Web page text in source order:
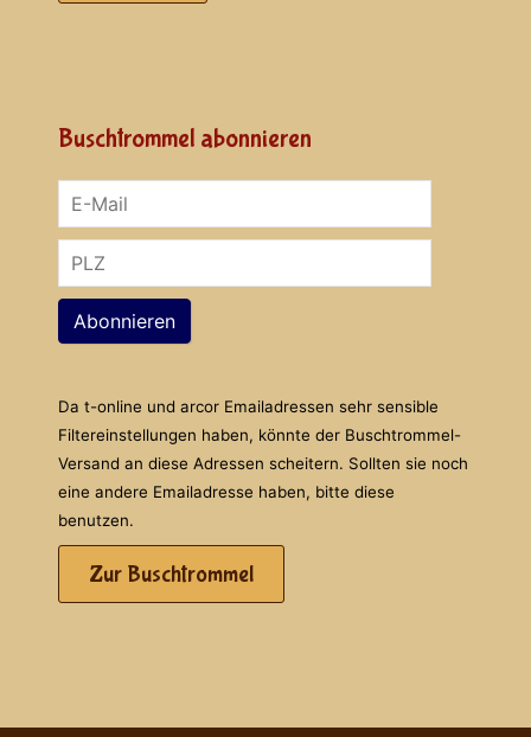
Buschtrommel abonnieren
Abonnieren
Da t-online und arcor Emailadressen sehr sensible
Filtereinstellungen haben, könnte der Buschtrommel-
Versand an diese Adressen scheitern. Sollten sie noch
eine andere Emailadresse haben, bitte diese
benutzen.
Zur Buschtrommel